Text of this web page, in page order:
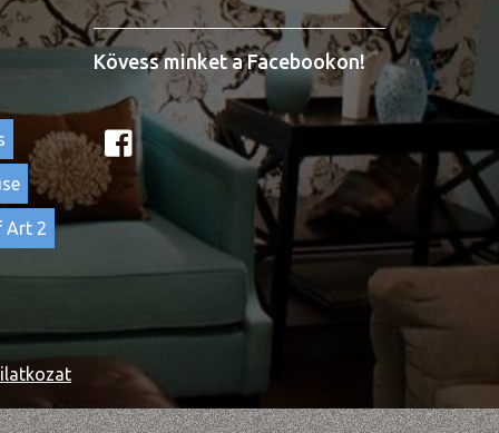
Art 2
Kövess minket a Facebookon!